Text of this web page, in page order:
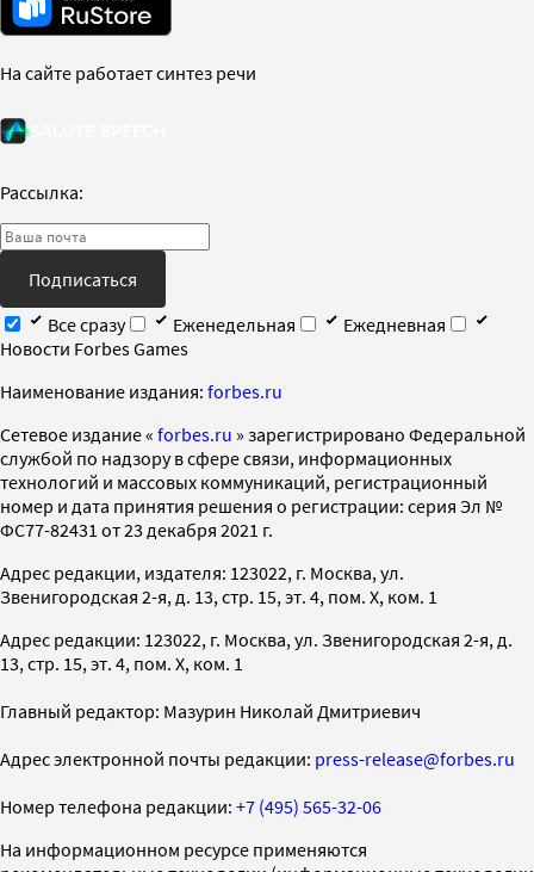
На сайте работает синтез речи
Рассылка:
Подписаться
Все сразу
Еженедельная
Ежедневная
Новости Forbes Games
Наименование издания: forbes.ru
Cетевое издание « forbes.ru » зарегистрировано Федеральной
службой по надзору в сфере связи, информационных
технологий и массовых коммуникаций, регистрационный
номер и дата принятия решения о регистрации: серия Эл №
ФС77-82431 от 23 декабря 2021 г.
Адрес редакции, издателя: 123022, г. Москва, ул.
Звенигородская 2-я, д. 13, стр. 15, эт. 4, пом. X, ком. 1
Адрес редакции: 123022, г. Москва, ул. Звенигородская 2-я, д.
13, стр. 15, эт. 4, пом. X, ком. 1
Главный редактор: Мазурин Николай Дмитриевич
Адрес электронной почты редакции: press-release@forbes.ru
Номер телефона редакции: +7 (495) 565-32-06
На информационном ресурсе применяются